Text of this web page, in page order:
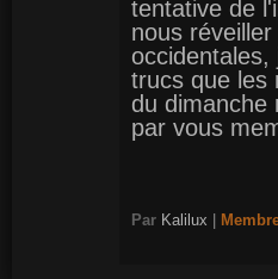
tentative de
nous
trucs que les
du dimanche
par vous
Par Kalilux